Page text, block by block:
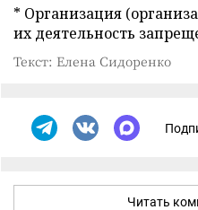
* Организация
их деятельность
Текст: Елена Сидоренко
Читать